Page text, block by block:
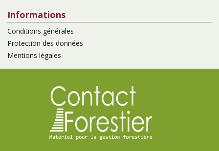
Informations
Conditions générales
Protection des données
Mentions légales